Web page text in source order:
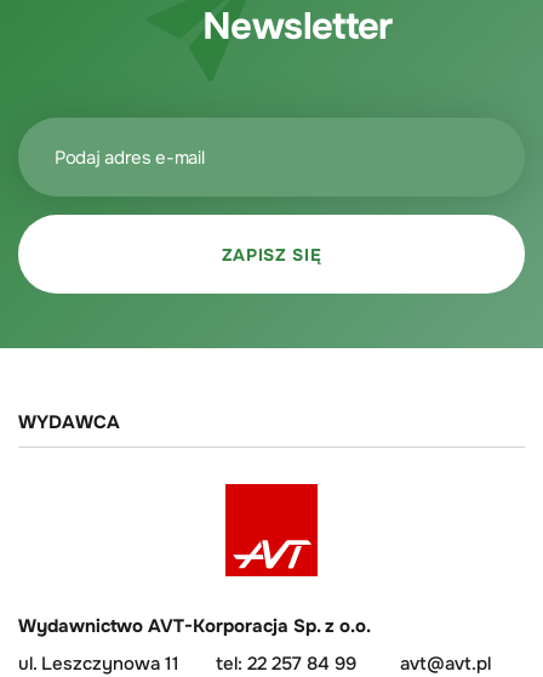
Newsletter
WYDAWCA
Wydawnictwo AVT-Korporacja Sp. z o.o.
ul. Leszczynowa 11
tel: 22 257 84 99
avt@avt.pl